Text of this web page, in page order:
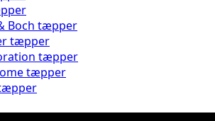
Boch tæpper
tæpper
tæpper
tæpper